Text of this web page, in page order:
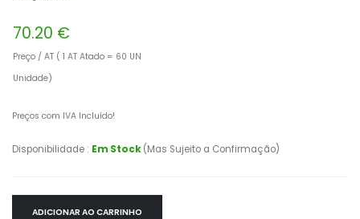
70.20 €
Preço / AT ( 1 AT Atado = 60 UN
Unidade)
Preços com IVA Incluído!
Disponibilidade : Em Stock(Mas Sujeito a Confirmação)
ADICIONAR AO CARRINHO